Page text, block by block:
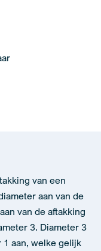
van een
aan van de
van de aftakking
3. Diameter 3
aan, welke gelijk